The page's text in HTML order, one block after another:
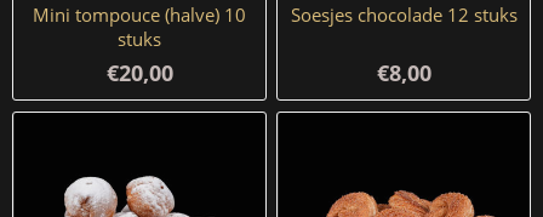
Mini tompouce (halve) 10
stuks
€20,00
Soesjes chocolade 12 stuks
€8,00